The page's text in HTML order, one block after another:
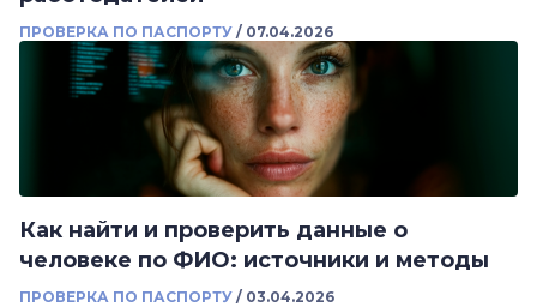
ПРОВЕРКА ПО ПАСПОРТУ / 07.04.2026
Как найти и проверить данные о
человеке по ФИО: источники и методы
ПРОВЕРКА ПО ПАСПОРТУ / 03.04.2026